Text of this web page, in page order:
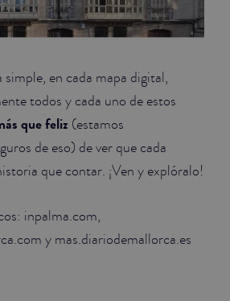
en cada mapa digital,
todos y cada uno de estos
que feliz (estamos
de eso) de ver que cada
que contar. ¡Ven y explóralo!
inpalma.com,
y mas.diariodemallorca.es